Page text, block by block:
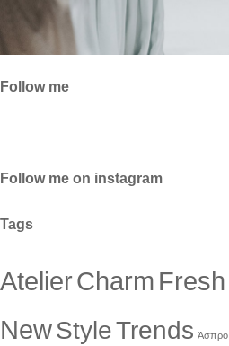
Follow me
Follow me on instagram
Tags
AtelierCharm Fresh
NewStyleTrends Άσπρο